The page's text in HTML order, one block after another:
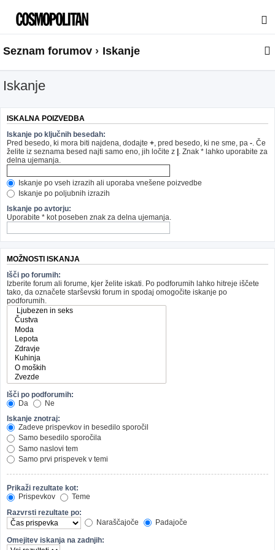
Seznam forumov Iskanje
Iskanje
ISKALNA POIZVEDBA
Iskanje po ključnih besedah:
Pred besedo, ki mora biti najdena, dodajte + , pred besedo, ki ne sme, pa - . Če
želite iz seznama besed najti samo eno, jih ločite z | . Znak * lahko uporabite za
delna ujemanja.
Iskanje po vseh izrazih ali uporaba vnešene poizvedbe
Iskanje po poljubnih izrazih
Iskanje po avtorju:
Uporabite * kot poseben znak za delna ujemanja.
MOŽNOSTI ISKANJA
Išči po forumih:
Izberite forum ali forume, kjer želite iskati. Po podforumih lahko hitreje iščete
tako, da označete starševski forum in spodaj omogočite iskanje po
podforumih.
Išči po podforumih:
Da
Ne
Iskanje znotraj:
Zadeve prispevkov in besedilo sporočil
Samo besedilo sporočila
Samo naslovi tem
Samo prvi prispevek v temi
Prikaži rezultate kot:
Prispevkov
Teme
Razvrsti rezultate po:
Naraščajoče
Padajoče
Omejitev iskanja na zadnjih: